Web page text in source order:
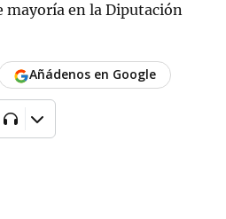
mayoría en la Diputación
Añádenos en Google